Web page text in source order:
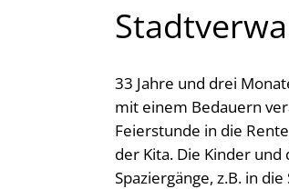
33 Jahre und drei
mit einem Bedauern
Feierstunde in die
der Kita. Die Kinder
Spaziergänge, z.B. in